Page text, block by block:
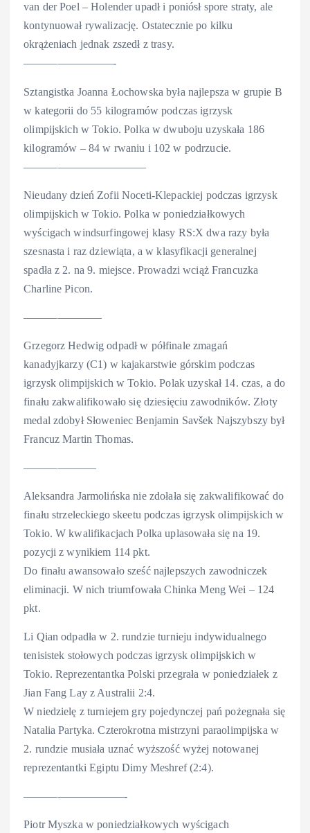
van der Poel – Holender upadł i poniósł spore straty, ale
kontynuował rywalizację. Ostatecznie po kilku
okrążeniach jednak zszedł z trasy.
————————-
Sztangistka Joanna Łochowska była najlepsza w grupie B
w kategorii do 55 kilogramów podczas igrzysk
olimpijskich w Tokio. Polka w dwuboju uzyskała 186
kilogramów – 84 w rwaniu i 102 w podrzucie.
———————————
Nieudany dzień Zofii Noceti-Klepackiej podczas igrzysk
olimpijskich w Tokio. Polka w poniedziałkowych
wyścigach windsurfingowej klasy RS:X dwa razy była
szesnasta i raz dziewiąta, a w klasyfikacji generalnej
spadła z 2. na 9. miejsce. Prowadzi wciąż Francuzka
Charline Picon.
———————
Grzegorz Hedwig odpadł w półfinale zmagań
kanadyjkarzy (C1) w kajakarstwie górskim podczas
igrzysk olimpijskich w Tokio. Polak uzyskał 14. czas, a do
finału zakwalifikowało się dziesięciu zawodników. Złoty
medal zdobył Słoweniec Benjamin Savšek Najszybszy był
Francuz Martin Thomas.
——————–
Aleksandra Jarmolińska nie zdołała się zakwalifikować do
finału strzeleckiego skeetu podczas igrzysk olimpijskich w
Tokio. W kwalifikacjach Polka uplasowała się na 19.
pozycji z wynikiem 114 pkt.
Do finału awansowało sześć najlepszych zawodniczek
eliminacji. W nich triumfowała Chinka Meng Wei – 124
pkt.
Li Qian odpadła w 2. rundzie turnieju indywidualnego
tenisistek stołowych podczas igrzysk olimpijskich w
Tokio. Reprezentantka Polski przegrała w poniedziałek z
Jian Fang Lay z Australii 2:4.
W niedzielę z turniejem gry pojedynczej pań pożegnała się
Natalia Partyka. Czterokrotna mistrzyni paraolimpijska w
2. rundzie musiała uznać wyższość wyżej notowanej
reprezentantki Egiptu Dimy Meshref (2:4).
—————————-
Piotr Myszka w poniedziałkowych wyścigach